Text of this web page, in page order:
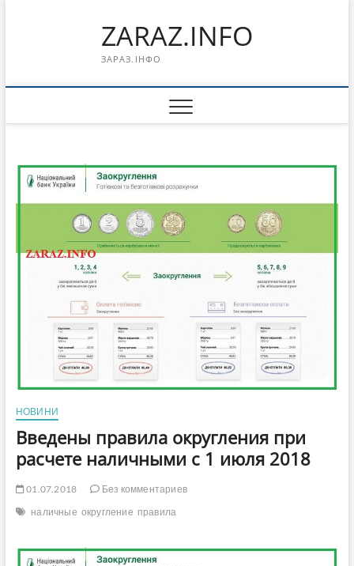
ZARAZ.INFO
ЗАРАЗ.ІНФО
НОВИНИ
Введены правила округления при
расчете наличными с 1 июля 2018
01.07.2018
Без комментариев
наличные округление правила